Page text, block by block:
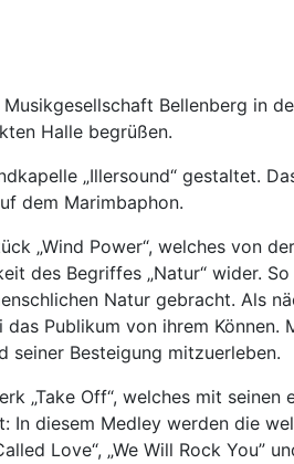
Bellenberg in
Halle begrüßen.
„Illersound“ gestaltet.
dem Marimbaphon.
„Wind Power“, welches von
des Begriffes „Natur“ wider.
Natur gebracht. Als
Publikum von ihrem
seiner Besteigung mitzuerleben.
„Take Off“, welches mit
diesem Medley werden die
Love“, „We Will Rock You”